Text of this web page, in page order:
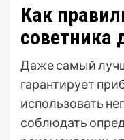
Как
советника
Даже самый
гарантирует
использовать
соблюдать